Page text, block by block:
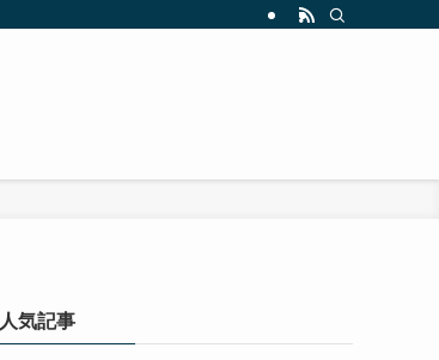
人気記事